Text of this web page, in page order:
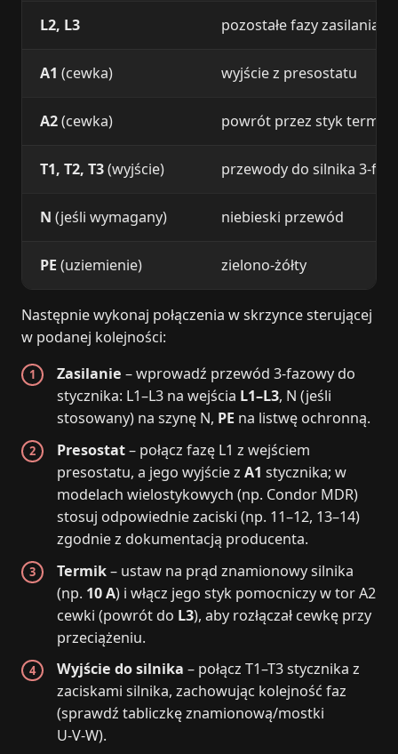
L2, L3 pozostałe fazy zasilania
A1 (cewka) wyjście z presostatu
A2(cewka) powrót przez styk
T1, T2, T3(wyjście) przewody do silnika
N (jeśli wymagany) niebieski przewód
PE (uziemienie) zielono‑żółty
Następnie wykonaj połączenia w skrzynce sterującej
w podanej kolejności:
Zasilanie – wprowadź przewód 3‑fazowy do
stycznika: L1–L3 na wejścia L1–L3, N (jeśli
stosowany) na szynę N, PE na listwę ochronną.
Presostat– połącz fazę L1 z wejściem
presostatu, a jego wyjście zA1 stycznika; w
modelach wielostykowych (np. Condor MDR)
stosuj odpowiednie zaciski (np. 11–12, 13–14)
zgodnie z dokumentacją producenta.
Termik– ustaw na prąd znamionowy silnika
(np. 10 A) i włącz jego styk pomocniczy w tor A2
cewki (powrót do L3), aby rozłączał cewkę przy
przeciążeniu.
Wyjście do silnika – połącz T1–T3 stycznika z
zaciskami silnika, zachowując kolejność faz
(sprawdź tabliczkę znamionową/mostki
U‑V‑W).